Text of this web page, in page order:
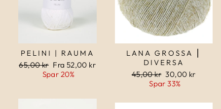
PELINI | RAUMA
Normalpris
65,00 kr Udsalgspris
Fra 52,00 kr
Spar 20%
LANA GROSSA ⎮
DIVERSA
Normalpris
45,00 kr Udsalgspris
30,00 kr
Spar 33%